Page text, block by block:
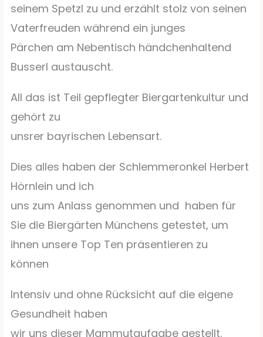
seinem Spetzl zu und erzählt stolz von seinen
Vaterfreuden während ein junges
Pärchen am Nebentisch händchenhaltend
Busserl austauscht.
All das ist Teil gepflegter Biergartenkultur und
gehört zu
unsrer bayrischen Lebensart.
Dies alles haben der Schlemmeronkel Herbert
Hörnlein und ich
uns zum Anlass genommen und haben für
Sie die Biergärten Münchens getestet, um
ihnen unsere Top Ten präsentieren zu
können
Intensiv und ohne Rücksicht auf die eigene
Gesundheit haben
wir uns dieser Mammutaufgabe gestellt.